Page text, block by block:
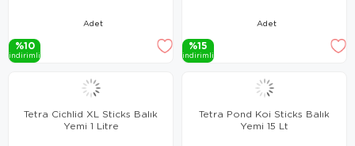
Adet
%10
i̇ndi̇ri̇mli̇
Adet
%15
i̇ndi̇ri̇mli̇
Tetra Cichlid XL Sticks Balık
Yemi 1 Litre
Tetra Pond Koi Sticks Balık
Yemi 15 Lt